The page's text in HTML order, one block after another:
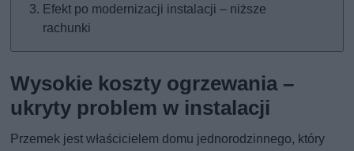
Efekt po modernizacji instalacji – niższe
rachunki
Wysokie koszty ogrzewania –
ukryty problem w instalacji
Przemek jest właścicielem domu jednorodzinnego, który